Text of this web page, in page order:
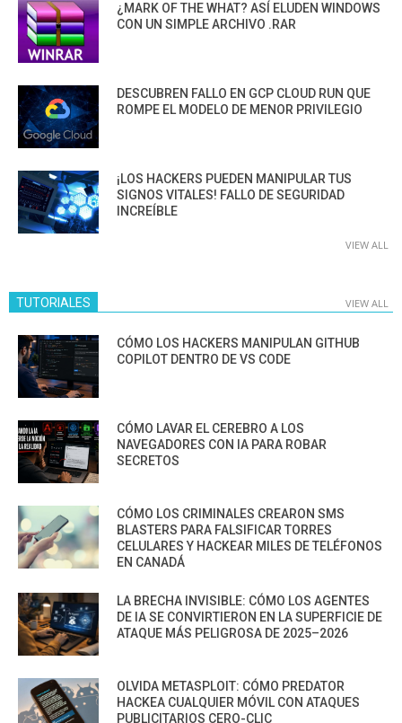
¿MARK OF THE WHAT? ASÍ ELUDEN WINDOWS
CON UN SIMPLE ARCHIVO .RAR
DESCUBREN FALLO EN GCP CLOUD RUN QUE
ROMPE EL MODELO DE MENOR PRIVILEGIO
¡LOS HACKERS PUEDEN MANIPULAR TUS
SIGNOS VITALES! FALLO DE SEGURIDAD
INCREÍBLE
VIEW ALL
TUTORIALES VIEW ALL
CÓMO LOS HACKERS MANIPULAN GITHUB
COPILOT DENTRO DE VS CODE
CÓMO LAVAR EL CEREBRO A LOS
NAVEGADORES CON IA PARA ROBAR
SECRETOS
CÓMO LOS CRIMINALES CREARON SMS
BLASTERS PARA FALSIFICAR TORRES
CELULARES Y HACKEAR MILES DE TELÉFONOS
EN CANADÁ
LA BRECHA INVISIBLE: CÓMO LOS AGENTES
DE IA SE CONVIRTIERON EN LA SUPERFICIE DE
ATAQUE MÁS PELIGROSA DE 2025–2026
OLVIDA METASPLOIT: CÓMO PREDATOR
HACKEA CUALQUIER MÓVIL CON ATAQUES
PUBLICITARIOS CERO-CLIC